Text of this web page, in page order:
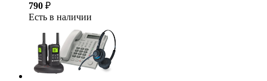
790 ₽
Есть в наличии